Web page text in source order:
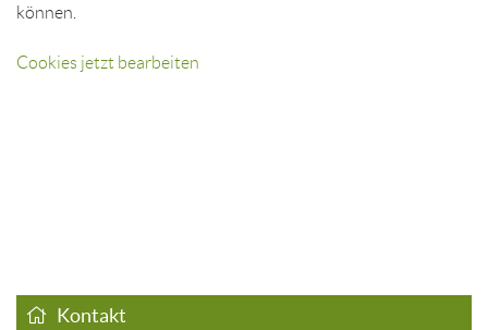
können.
Cookies jetzt bearbeiten
Kontakt